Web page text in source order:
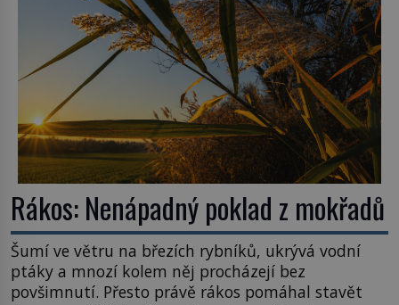
Rákos: Nenápadný poklad z mokřadů
Šumí ve větru na březích rybníků, ukrývá vodní
ptáky a mnozí kolem něj procházejí bez
povšimnutí. Přesto právě rákos pomáhal stavět